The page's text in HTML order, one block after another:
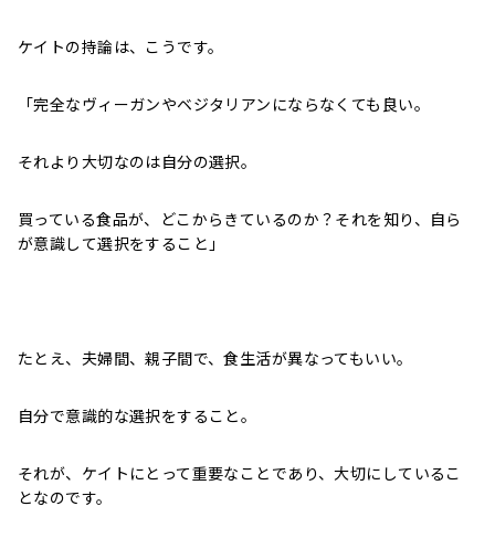
ケイトの持論は、こうです。
「完全なヴィーガンやベジタリアンにならなくても良い。
それより大切なのは自分の選択。
買っている食品が、どこからきているのか？それを知り、自ら
が意識して選択をすること」
たとえ、夫婦間、親子間で、食生活が異なってもいい。
自分で意識的な選択をすること。
それが、ケイトにとって重要なことであり、大切にしているこ
となのです。